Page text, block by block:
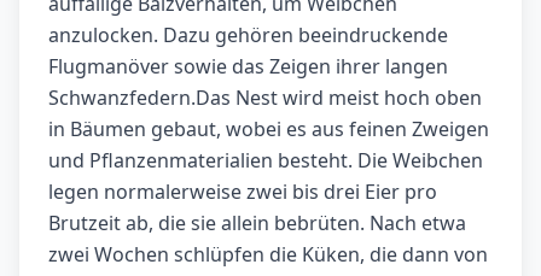
anzulocken. Dazu gehören beeindruckende
Flugmanöver sowie das Zeigen ihrer langen
Schwanzfedern.Das Nest wird meist hoch oben
in Bäumen gebaut, wobei es aus feinen Zweigen
und Pflanzenmaterialien besteht. Die Weibchen
legen normalerweise zwei bis drei Eier pro
Brutzeit ab, die sie allein bebrüten. Nach etwa
zwei Wochen schlüpfen die Küken, die dann von